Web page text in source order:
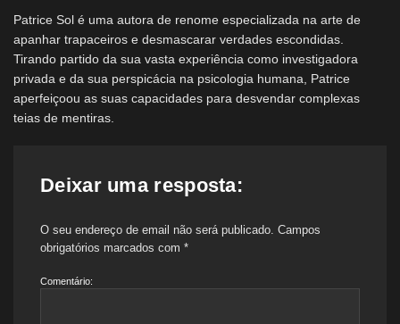
Patrice Sol é uma autora de renome especializada na arte de
apanhar trapaceiros e desmascarar verdades escondidas.
Tirando partido da sua vasta experiência como investigadora
privada e da sua perspicácia na psicologia humana, Patrice
aperfeiçoou as suas capacidades para desvendar complexas
teias de mentiras.
Deixar uma resposta:
O seu endereço de email não será publicado. Campos
obrigatórios marcados com *
Comentário: